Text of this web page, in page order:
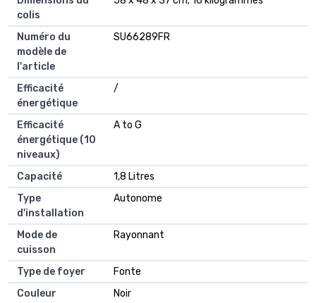
colis
Numéro du
modèle de
l'article
‎SU66289FR
Efficacité
énergétique
‎/
Efficacité
énergétique (10
niveaux)
‎A to G
Capacité
‎1,8 Litres
Type
d'installation
‎Autonome
Mode de
cuisson
‎Rayonnant
Type de foyer
‎Fonte
Couleur
‎Noir